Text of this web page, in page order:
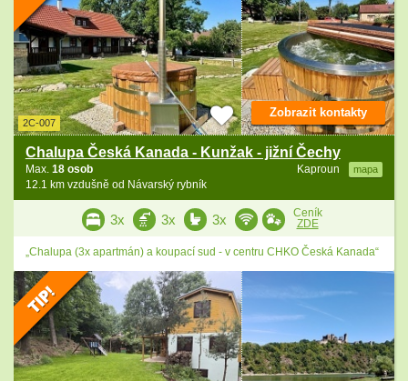
2C-007
Chalupa Česká Kanada - Kunžak - jižní Čechy
Kaproun mapa
Max. 18 osob
12.1 km vzdušně od Návarský rybník
Zobrazit kontakty
3x 3x 3x
Ceník
ZDE
„Chalupa (3x apartmán) a koupací sud - v centru CHKO Česká Kanada“